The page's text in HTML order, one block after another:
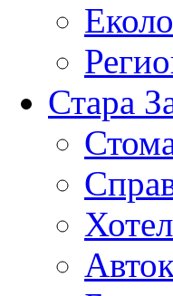
Стара